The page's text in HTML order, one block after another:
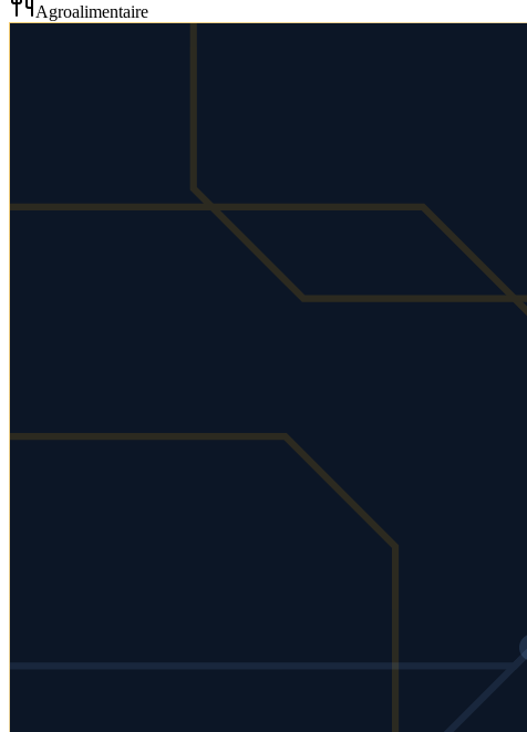
Agroalimentaire